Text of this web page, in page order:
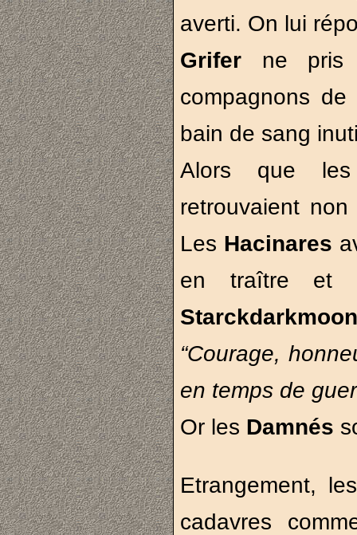
averti. On lui
Grifer ne pris
compagnons
bain de sang
Alors que
retrouvaient
Les Hacinares
en traître et
“Courage,
en temps de
Or les Damnés
Etrangement,
cadavres